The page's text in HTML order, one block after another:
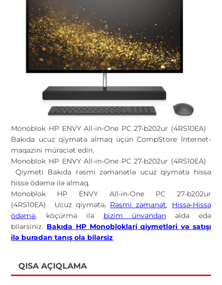
Monoblok HP ENVY All-in-One PC 27-b202ur (4RS10EA)
Bakıda ucuz qiymətə almaq üçün CompStore İnternet-
maqazini müraciət edin.
Monoblok HP ENVY All-in-One PC 27-b202ur (4RS10EA)
Qiymeti Bakıda rəsmi zəmanətlə ucuz qiymətə hissə
hissə ödəmə ilə almaq.
Monoblok HP ENVY All-in-One PC 27-b202ur
(4RS10EA) Ucuz qiymətə, Rəsmi zəmanət, Hissə-Hissə
ödəmə, köçürmə ilə bizim ünvandanəldə edə
bilərsiniz. Bakıda HP Monobloklariqiymetləri və satışı
ilə buradan tanış ola bilərsiz
QISA AÇIQLAMA